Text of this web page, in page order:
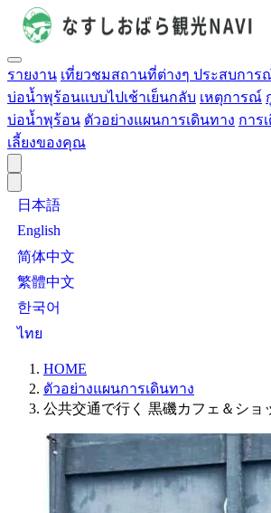
รายงาน เที่ยวชมสถานที่ต่างๆ ประสบการ
บ่อน้ำพุร้อนแบบไปเช้าเย็นกลับ เหตุการณ์
บ่อน้ำพุร้อน ตัวอย่างแผนการเดินทาง การ
เลี้ยงของคุณ
日本語
English
简体中文
繁體中文
한국어
ไทย
HOME
ตัวอย่างแผนการเดินทาง
公共交通で行く 黒磯カフェ＆ショ